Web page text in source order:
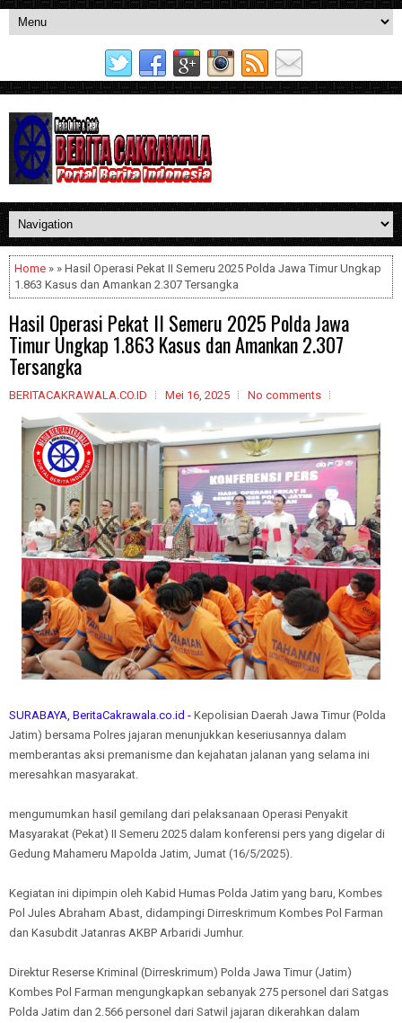
Home » » Hasil Operasi Pekat II Semeru 2025 Polda Jawa Timur Ungkap
1.863 Kasus dan Amankan 2.307 Tersangka
Hasil Operasi Pekat II Semeru 2025 Polda Jawa
Timur Ungkap 1.863 Kasus dan Amankan 2.307
Tersangka
BERITACAKRAWALA.CO.ID Mei 16, 2025 No comments
SURABAYA, BeritaCakrawala.co.id - Kepolisian Daerah Jawa Timur (Polda
Jatim) bersama Polres jajaran menunjukkan keseriusannya dalam
memberantas aksi premanisme dan kejahatan jalanan yang selama ini
meresahkan masyarakat.
mengumumkan hasil gemilang dari pelaksanaan Operasi Penyakit
Masyarakat (Pekat) II Semeru 2025 dalam konferensi pers yang digelar di
Gedung Mahameru Mapolda Jatim, Jumat (16/5/2025).
Kegiatan ini dipimpin oleh Kabid Humas Polda Jatim yang baru, Kombes
Pol Jules Abraham Abast, didampingi Dirreskrimum Kombes Pol Farman
dan Kasubdit Jatanras AKBP Arbaridi Jumhur.
Direktur Reserse Kriminal (Dirreskrimum) Polda Jawa Timur (Jatim)
Kombes Pol Farman mengungkapkan sebanyak 275 personel dari Satgas
Polda Jatim dan 2.566 personel dari Satwil jajaran dikerahkan dalam